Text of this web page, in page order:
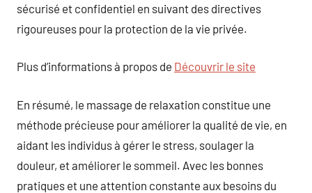
sécurisé et confidentiel en suivant des directives
rigoureuses pour la protection de la vie privée.
Plus d’informations à propos de Découvrir le site
En résumé, le massage de relaxation constitue une
méthode précieuse pour améliorer la qualité de vie, en
aidant les individus à gérer le stress, soulager la
douleur, et améliorer le sommeil. Avec les bonnes
pratiques et une attention constante aux besoins du